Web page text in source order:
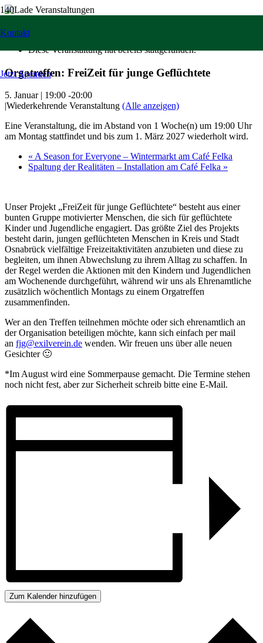
Kontakt
Jetzt Spenden
« Alle Veranstaltungen
Diese Veranstaltung hat bereits stattgefunden.
Orgatreffen: FreiZeit für junge Geflüchtete
5. Januar | 19:00 -20:00
|Wiederkehrende Veranstaltung (Alle anzeigen)
Eine Veranstaltung, die im Abstand von 1 Woche(n) um 19:00 Uhr
am Montag stattfindet und bis zum 1. März 2027 wiederholt wird.
« A Season for Everyone – Wintermarkt am Café Felka
Spaltung der Realitäten – Installation am Café Felka »
Unser Projekt „FreiZeit für junge Geflüchtete“ besteht aus einer
bunten Gruppe motivierter Menschen, die sich für geflüchtete
Kinder und Jugendliche engagiert. Das größte Ziel des Projekts
besteht darin, jungen geflüchteten Menschen in Kreis und Stadt
Osnabrück vielfältige Freizeitaktivitäten anzubieten und diese zu
begleiten, um ihnen Abwechslung zu ihrem Alltag zu schaffen. In
der Regel werden die Aktionen mit den Kindern und Jugendlichen
am Wochenende durchgeführt, während wir uns als Ehrenamtliche
zusätzlich wöchentlich Montags zu einem Orgatreffen
zusammenfinden.
Wer an den Treffen teilnehmen möchte oder sich ehrenamtlich an
der Organisation beteiligen möchte, kann sich einfach per mail
an fjg@exilverein.de wenden. Wir freuen uns über alle neuen
Gesichter 🙂
*Im August wird eine Sommerpause gemacht. Die Termine stehen
noch nicht fest, aber zur Sicherheit schreib bitte eine E-Mail.
Zum Kalender hinzufügen